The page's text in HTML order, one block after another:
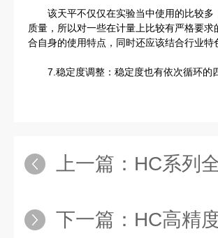
该天平不仅仅在实验当中使用的比较多
质量，所以对一些在计量上比较有严格要
合自身的使用特点，同时还应该结合行业特
7.稳定度调整：稳定度也有依次循环的
上一篇： HC系列
下一篇： HC高精